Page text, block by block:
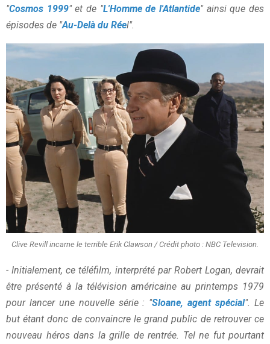
"Cosmos 1999" et de "L'Homme de l'Atlantide" ainsi que des
épisodes de "Au-Delà du Réel".
Clive Revill incarne le terrible Erik Clawson / Crédit photo : NBC Television.
- Initialement, ce téléfilm, interprété par Robert Logan, devrait
être présenté à la télévision américaine au printemps 1979
pour lancer une nouvelle série : "Sloane, agent spécial". Le
but étant donc de convaincre le grand public de retrouver ce
nouveau héros dans la grille de rentrée. Tel ne fut pourtant